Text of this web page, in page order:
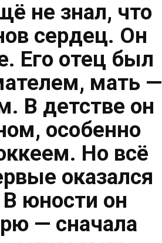
не знал, что
сердец. Он
Его отец был
мать —
В детстве он
особенно
Но всё
оказался
В юности он
— сначала